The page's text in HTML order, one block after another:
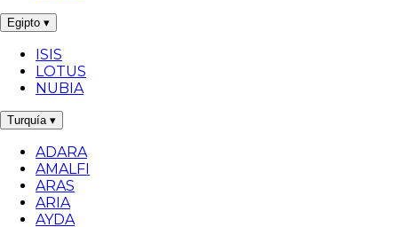
Egipto ▾
ISIS
LOTUS
NUBIA
Turquía ▾
ADARA
AMALFI
ARAS
ARIA
AYDA